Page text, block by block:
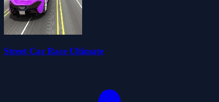
Street Car Race Ultimate